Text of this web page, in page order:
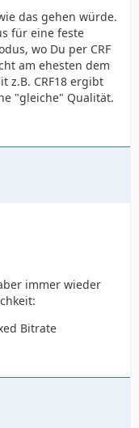
das gehen würde.
für eine feste
wo Du per CRF
am ehesten dem
z.B. CRF18 ergibt
"gleiche" Qualität.
immer wieder
Bitrate